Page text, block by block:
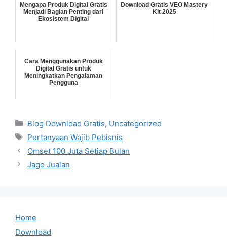
Mengapa Produk Digital Gratis
Menjadi Bagian Penting dari
Ekosistem Digital
Download Gratis VEO Mastery
Kit 2025
Cara Menggunakan Produk
Digital Gratis untuk
Meningkatkan Pengalaman
Pengguna
Categories
Blog Download Gratis, Uncategorized
Tags
Pertanyaan Wajib Pebisnis
Omset 100 Juta Setiap Bulan
Jago Jualan
Home
Download